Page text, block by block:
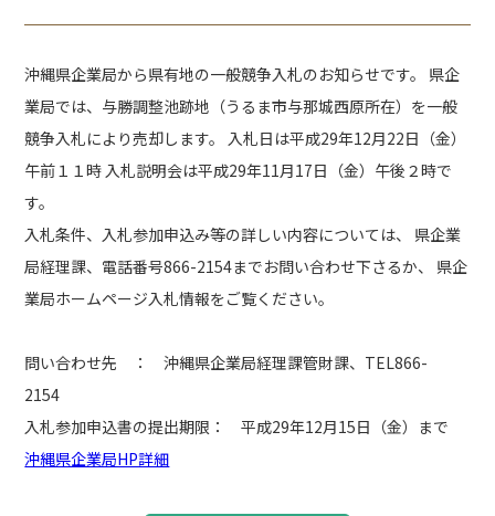
沖縄県企業局から県有地の一般競争入札のお知らせです。 県企
業局では、与勝調整池跡地（うるま市与那城西原所在）を一般
競争入札により売却します。 入札日は平成29年12月22日（金）
午前１１時 入札説明会は平成29年11月17日（金）午後２時で
入札条件、入札参加申込み等の詳しい内容については、 県企業
局経理課、電話番号866-2154までお問い合わせ下さるか、 県企
業局ホームページ入札情報をご覧ください。
問い合わせ先 ： 沖縄県企業局経理課管財課、TEL866-
入札参加申込書の提出期限： 平成29年12月15日（金）まで
沖縄県企業局HP詳細